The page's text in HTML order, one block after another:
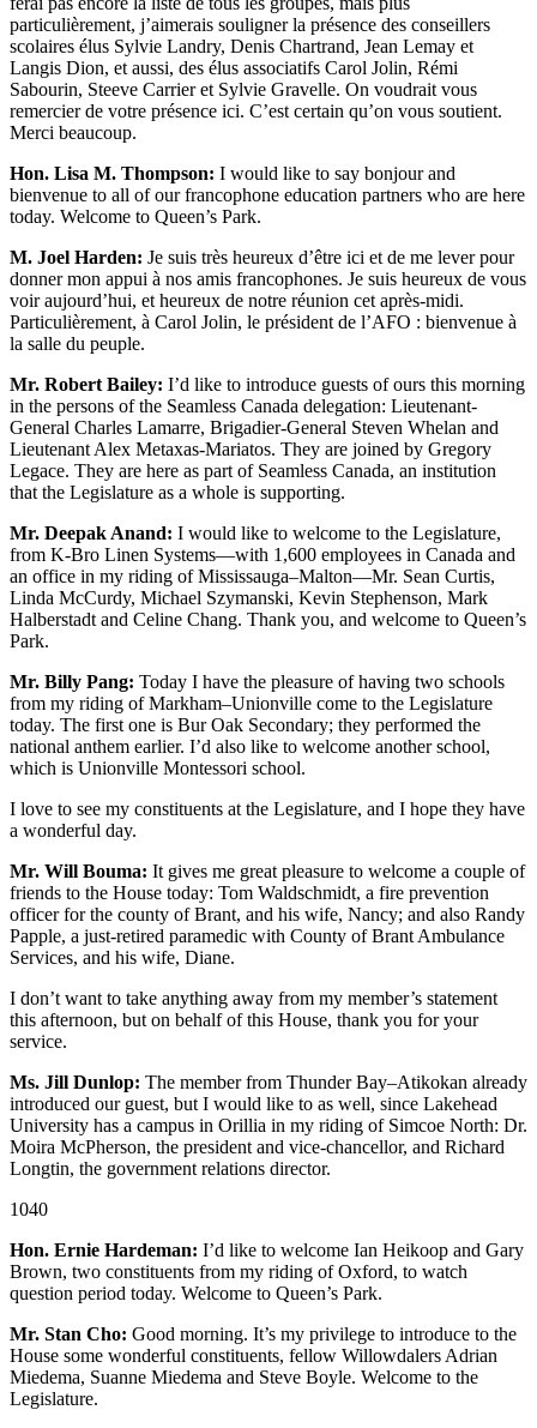
particulièrement, j’aimerais souligner la présence des conseillers
scolaires élus Sylvie Landry, Denis Chartrand, Jean Lemay et
Langis Dion, et aussi, des élus associatifs Carol Jolin, Rémi
Sabourin, Steeve Carrier et Sylvie Gravelle. On voudrait vous
remercier de votre présence ici. C’est certain qu’on vous soutient.
Merci beaucoup.
Hon. Lisa M. Thompson: I would like to say bonjour and
bienvenue to all of our francophone education partners who are here
today. Welcome to Queen’s Park.
M. Joel Harden: Je suis très heureux d’être ici et de me lever pour
donner mon appui à nos amis francophones. Je suis heureux de vous
voir aujourd’hui, et heureux de notre réunion cet après-midi.
Particulièrement, à Carol Jolin, le président de l’AFO : bienvenue à
la salle du peuple.
Mr. Robert Bailey: I’d like to introduce guests of ours this morning
in the persons of the Seamless Canada delegation: Lieutenant-
General Charles Lamarre, Brigadier-General Steven Whelan and
Lieutenant Alex Metaxas-Mariatos. They are joined by Gregory
Legace. They are here as part of Seamless Canada, an institution
that the Legislature as a whole is supporting.
Mr. Deepak Anand: I would like to welcome to the Legislature,
from K-Bro Linen Systems—with 1,600 employees in Canada and
an office in my riding of Mississauga–Malton—Mr. Sean Curtis,
Linda McCurdy, Michael Szymanski, Kevin Stephenson, Mark
Halberstadt and Celine Chang. Thank you, and welcome to Queen’s
Park.
Mr. Billy Pang: Today I have the pleasure of having two schools
from my riding of Markham–Unionville come to the Legislature
today. The first one is Bur Oak Secondary; they performed the
national anthem earlier. I’d also like to welcome another school,
which is Unionville Montessori school.
I love to see my constituents at the Legislature, and I hope they have
a wonderful day.
Mr. Will Bouma: It gives me great pleasure to welcome a couple of
friends to the House today: Tom Waldschmidt, a fire prevention
officer for the county of Brant, and his wife, Nancy; and also Randy
Papple, a just-retired paramedic with County of Brant Ambulance
Services, and his wife, Diane.
I don’t want to take anything away from my member’s statement
this afternoon, but on behalf of this House, thank you for your
service.
Ms. Jill Dunlop: The member from Thunder Bay–Atikokan already
introduced our guest, but I would like to as well, since Lakehead
University has a campus in Orillia in my riding of Simcoe North: Dr.
Moira McPherson, the president and vice-chancellor, and Richard
Longtin, the government relations director.
1040
Hon. Ernie Hardeman: I’d like to welcome Ian Heikoop and Gary
Brown, two constituents from my riding of Oxford, to watch
question period today. Welcome to Queen’s Park.
Mr. Stan Cho: Good morning. It’s my privilege to introduce to the
House some wonderful constituents, fellow Willowdalers Adrian
Miedema, Suanne Miedema and Steve Boyle. Welcome to the
Legislature.